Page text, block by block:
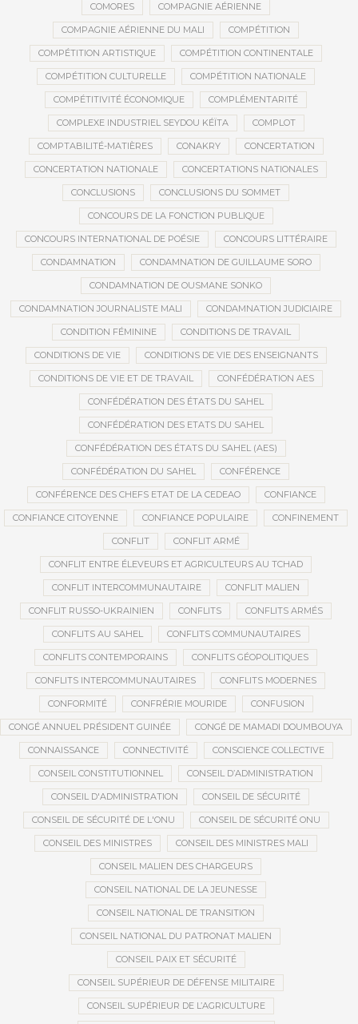
COMORES COMPAGNIE AÉRIENNE
COMPAGNIE AÉRIENNE DU MALI COMPÉTITION
COMPÉTITION ARTISTIQUE COMPÉTITION CONTINENTALE
COMPÉTITION CULTURELLE COMPÉTITION NATIONALE
COMPÉTITIVITÉ ÉCONOMIQUE COMPLÉMENTARITÉ
COMPLEXE INDUSTRIEL SEYDOU KÉÏTA COMPLOT
COMPTABILITÉ-MATIÈRES CONAKRY CONCERTATION
CONCERTATION NATIONALE CONCERTATIONS NATIONALES
CONCLUSIONS CONCLUSIONS DU SOMMET
CONCOURS DE LA FONCTION PUBLIQUE
CONCOURS INTERNATIONAL DE POÉSIE CONCOURS LITTÉRAIRE
CONDAMNATION CONDAMNATION DE GUILLAUME SORO
CONDAMNATION DE OUSMANE SONKO
CONDAMNATION JOURNALISTE MALI CONDAMNATION JUDICIAIRE
CONDITION FÉMININE CONDITIONS DE TRAVAIL
CONDITIONS DE VIE CONDITIONS DE VIE DES ENSEIGNANTS
CONDITIONS DE VIE ET DE TRAVAIL CONFÉDÉRATION AES
CONFÉDÉRATION DES ÉTATS DU SAHEL
CONFÉDÉRATION DES ETATS DU SAHEL
CONFÉDÉRATION DES ÉTATS DU SAHEL (AES)
CONFÉDÉRATION DU SAHEL CONFÉRENCE
CONFÉRENCE DES CHEFS ETAT DE LA CEDEAO CONFIANCE
CONFIANCE CITOYENNE CONFIANCE POPULAIRE CONFINEMENT
CONFLIT CONFLIT ARMÉ
CONFLIT ENTRE ÉLEVEURS ET AGRICULTEURS AU TCHAD
CONFLIT INTERCOMMUNAUTAIRE CONFLIT MALIEN
CONFLIT RUSSO-UKRAINIEN CONFLITS CONFLITS ARMÉS
CONFLITS AU SAHEL CONFLITS COMMUNAUTAIRES
CONFLITS CONTEMPORAINS CONFLITS GÉOPOLITIQUES
CONFLITS INTERCOMMUNAUTAIRES CONFLITS MODERNES
CONFORMITÉ CONFRÉRIE MOURIDE CONFUSION
CONGÉ ANNUEL PRÉSIDENT GUINÉE CONGÉ DE MAMADI DOUMBOUYA
CONNAISSANCE CONNECTIVITÉ CONSCIENCE COLLECTIVE
CONSEIL CONSTITUTIONNEL CONSEIL D’ADMINISTRATION
CONSEIL D'ADMINISTRATION CONSEIL DE SÉCURITÉ
CONSEIL DE SÉCURITÉ DE L'ONU CONSEIL DE SÉCURITÉ ONU
CONSEIL DES MINISTRES CONSEIL DES MINISTRES MALI
CONSEIL MALIEN DES CHARGEURS
CONSEIL NATIONAL DE LA JEUNESSE
CONSEIL NATIONAL DE TRANSITION
CONSEIL NATIONAL DU PATRONAT MALIEN
CONSEIL PAIX ET SÉCURITÉ
CONSEIL SUPÉRIEUR DE DÉFENSE MILITAIRE
CONSEIL SUPÉRIEUR DE L’AGRICULTURE